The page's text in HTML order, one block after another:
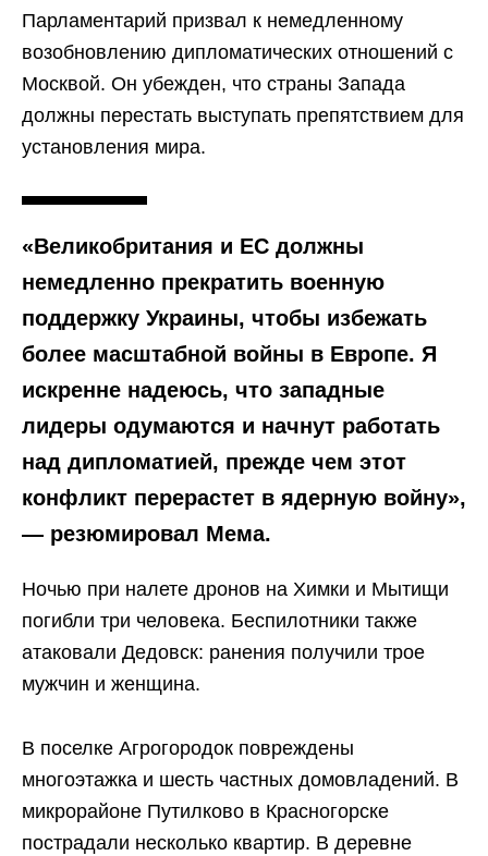
Парламентарий призвал к немедленному
возобновлению дипломатических отношений с
Москвой. Он убежден, что страны Запада
должны перестать выступать препятствием для
установления мира.
«Великобритания и ЕС должны
немедленно прекратить военную
поддержку Украины, чтобы избежать
более масштабной войны в Европе. Я
искренне надеюсь, что западные
лидеры одумаются и начнут работать
над дипломатией, прежде чем этот
конфликт перерастет в ядерную войну»,
— резюмировал Мема.
Ночью при налете дронов на Химки и Мытищи
погибли три человека. Беспилотники также
атаковали Дедовск: ранения получили трое
мужчин и женщина.
В поселке Агрогородок повреждены
многоэтажка и шесть частных домовладений. В
микрорайоне Путилково в Красногорске
пострадали несколько квартир. В деревне